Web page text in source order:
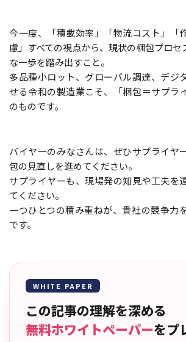
今一度、「積載効率」「物流コスト」「
慮」すべての視点から、現状の梱包プロセ
な一歩を踏み出すこと。
多品種小ロット、グローバル調達、デジ
せる令和の製造業こそ、「梱包＝サプラ
のものです。
バイヤーのみなさんは、ぜひサプライヤ
包の見直しを進めてください。
サプライヤーも、現場発の知見や工夫を
てください。
一つひとつの積み重ねが、貴社の競争力
です。
WHITE PAPER
この記事の理解を深める
無料ホワイトペーパーをプ